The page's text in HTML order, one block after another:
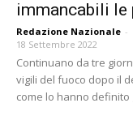
immancabili le
Redazione Nazionale -
18 Settembre 2022
Continuano da tre
vigili del fuoco dopo il
come lo hanno definito